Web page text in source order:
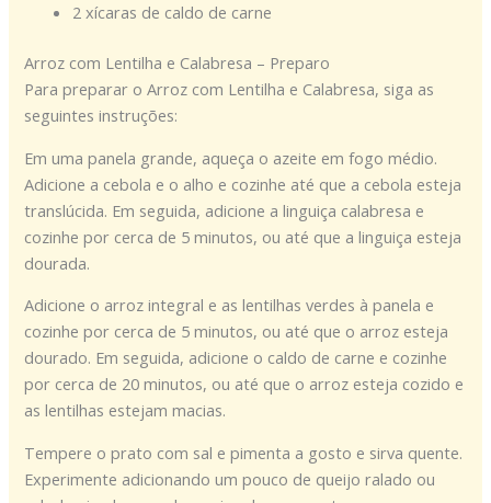
2 xícaras de caldo de carne
Arroz com Lentilha e Calabresa – Preparo
Para preparar o Arroz com Lentilha e Calabresa, siga as
seguintes instruções:
Em uma panela grande, aqueça o azeite em fogo médio.
Adicione a cebola e o alho e cozinhe até que a cebola esteja
translúcida. Em seguida, adicione a linguiça calabresa e
cozinhe por cerca de 5 minutos, ou até que a linguiça esteja
dourada.
Adicione o arroz integral e as lentilhas verdes à panela e
cozinhe por cerca de 5 minutos, ou até que o arroz esteja
dourado. Em seguida, adicione o caldo de carne e cozinhe
por cerca de 20 minutos, ou até que o arroz esteja cozido e
as lentilhas estejam macias.
Tempere o prato com sal e pimenta a gosto e sirva quente.
Experimente adicionando um pouco de queijo ralado ou